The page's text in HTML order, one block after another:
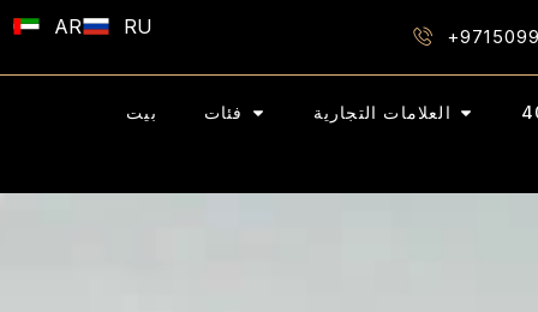
AR RU
بيت فئات العلامات التجارية